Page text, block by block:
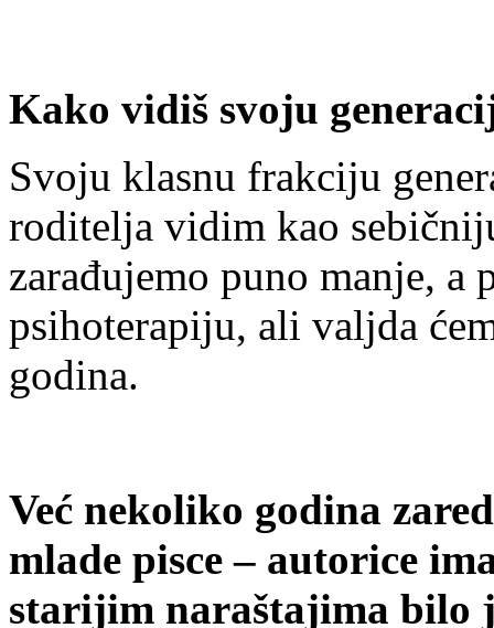
Kako vidiš svoju
Svoju klasnu frakciju
roditelja vidim kao
zarađujemo puno manje, a
psihoterapiju, ali valjda
godina.
Već nekoliko godina
mlade pisce – autorice
starijim naraštajima bilo